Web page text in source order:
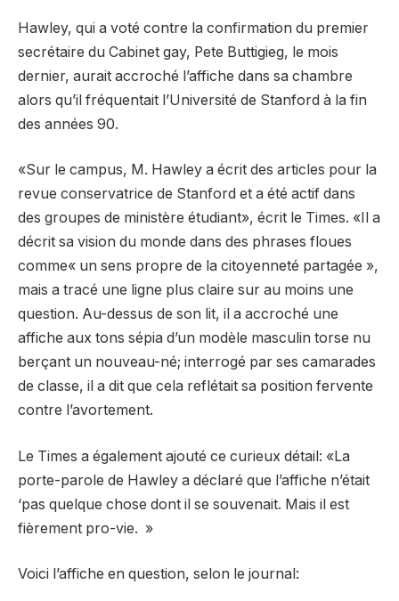
Hawley, qui a voté contre la confirmation du premier
secrétaire du Cabinet gay, Pete Buttigieg, le mois
dernier, aurait accroché l’affiche dans sa chambre
alors qu’il fréquentait l’Université de Stanford à la fin
des années 90.
«Sur le campus, M. Hawley a écrit des articles pour la
revue conservatrice de Stanford et a été actif dans
des groupes de ministère étudiant», écrit le Times. «Il a
décrit sa vision du monde dans des phrases floues
comme« un sens propre de la citoyenneté partagée »,
mais a tracé une ligne plus claire sur au moins une
question. Au-dessus de son lit, il a accroché une
affiche aux tons sépia d’un modèle masculin torse nu
berçant un nouveau-né; interrogé par ses camarades
de classe, il a dit que cela reflétait sa position fervente
contre l’avortement.
Le Times a également ajouté ce curieux détail: «La
porte-parole de Hawley a déclaré que l’affiche n’était
‘pas quelque chose dont il se souvenait. Mais il est
fièrement pro-vie. »
Voici l’affiche en question, selon le journal: